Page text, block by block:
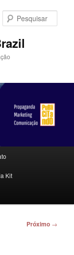
Kit
Próximo →